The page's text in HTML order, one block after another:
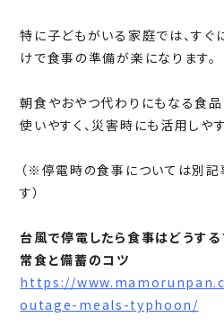
特に子どもがいる家庭では、す
けで食事の準備が楽になります。
朝食やおやつ代わりにもなる食品
使いやすく、災害時にも活用しやす
（※停電時の食事については別記
す）
台風で停電したら食事はどうす
常食と備蓄のコツ
https://
outage-meals-typhoon/